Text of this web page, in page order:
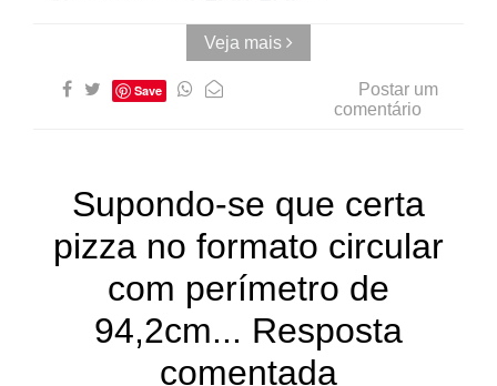
Veja mais
Save
Postar um
comentário
Supondo-se que certa
pizza no formato circular
com perímetro de
94,2cm... Resposta
comentada